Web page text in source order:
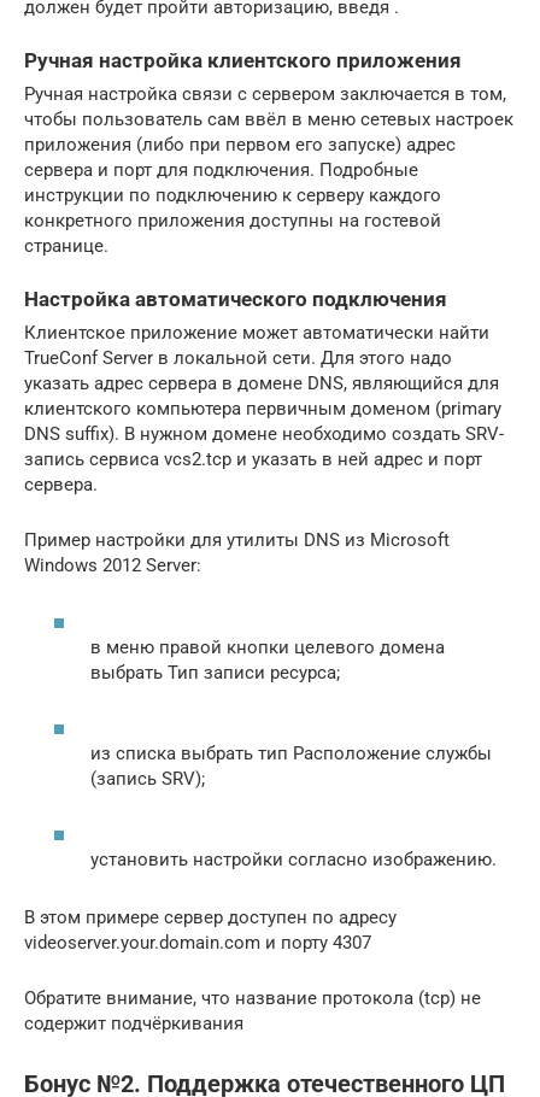
должен будет пройти авторизацию, введя .
Ручная настройка клиентского приложения
Ручная настройка связи с сервером заключается в том,
чтобы пользователь сам ввёл в меню сетевых настроек
приложения (либо при первом его запуске) адрес
сервера и порт для подключения. Подробные
инструкции по подключению к серверу каждого
конкретного приложения доступны на гостевой
странице.
Настройка автоматического подключения
Клиентское приложение может автоматически найти
TrueConf Server в локальной сети. Для этого надо
указать адрес сервера в домене DNS, являющийся для
клиентского компьютера первичным доменом (primary
DNS suffix). В нужном домене необходимо создать SRV-
запись сервиса vcs2.tcp и указать в ней адрес и порт
сервера.
Пример настройки для утилиты DNS из Microsoft
Windows 2012 Server:
в меню правой кнопки целевого домена
выбрать Тип записи ресурса;
из списка выбрать тип Расположение службы
(запись SRV);
установить настройки согласно изображению.
В этом примере сервер доступен по адресу
videoserver.your.domain.com и порту 4307
Обратите внимание, что название протокола (tcp) не
содержит подчёркивания
Бонус №2. Поддержка отечественного ЦП